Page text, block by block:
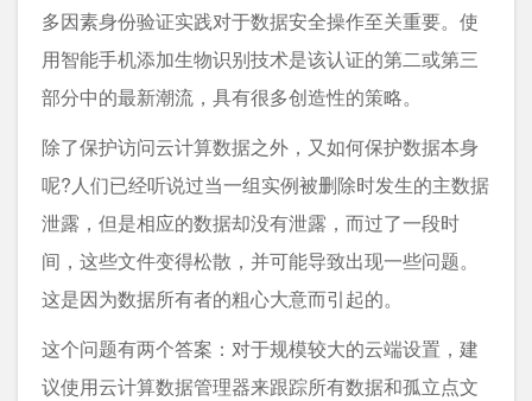
多因素身份验证实践对于数据安全操作至关重要。使
用智能手机添加生物识别技术是该认证的第二或第三
部分中的最新潮流，具有很多创造性的策略。
除了保护访问云计算数据之外，又如何保护数据本身
呢?人们已经听说过当一组实例被删除时发生的主数据
泄露，但是相应的数据却没有泄露，而过了一段时
间，这些文件变得松散，并可能导致出现一些问题。
这是因为数据所有者的粗心大意而引起的。
这个问题有两个答案：对于规模较大的云端设置，建
议使用云计算数据管理器来跟踪所有数据和孤立点文